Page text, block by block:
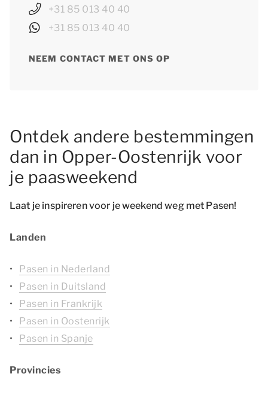
+31 85 013 40 40
+31 85 013 40 40
NEEM CONTACT MET ONS OP
Ontdek andere bestemmingen
dan in Opper-Oostenrijk voor
je paasweekend
Laat je inspireren voor je weekend weg met Pasen!
Landen
Pasen in Nederland
Pasen in Duitsland
Pasen in Frankrijk
Pasen in Oostenrijk
Pasen in Spanje
Provincies